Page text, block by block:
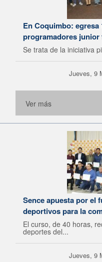
En Coquimbo: egresa
programadores junior
Se trata de la iniciativa
Jueves, 9
Ver más
Sence apuesta por el
deportivos para la
El curso, de 40 horas,
deportes del...
Jueves, 9